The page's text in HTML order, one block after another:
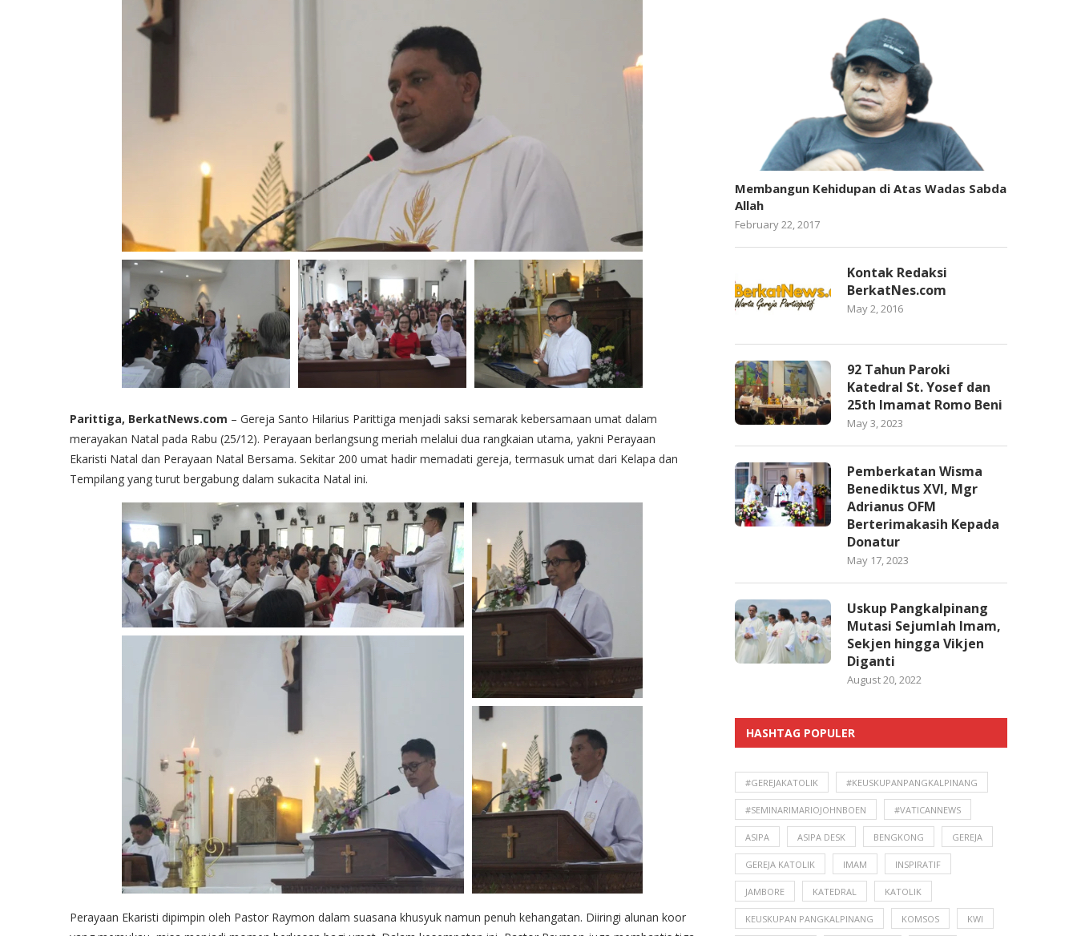
Parittiga, BerkatNews.com – Gereja Santo Hilarius Parittiga menjadi saksi semarak kebersamaan umat dalam
merayakan Natal pada Rabu (25/12). Perayaan berlangsung meriah melalui dua rangkaian utama, yakni Perayaan
Ekaristi Natal dan Perayaan Natal Bersama. Sekitar 200 umat hadir memadati gereja, termasuk umat dari Kelapa dan
Tempilang yang turut bergabung dalam sukacita Natal ini.
Perayaan Ekaristi dipimpin oleh Pastor Raymon dalam suasana khusyuk namun penuh kehangatan. Diiringi alunan koor
Membangun Kehidupan di Atas Wadas Sabda
Allah
February 22, 2017
Kontak Redaksi
BerkatNes.com
May 2, 2016
92 Tahun Paroki
Katedral St. Yosef dan
25th Imamat Romo Beni
May 3, 2023
Pemberkatan Wisma
Benediktus XVI, Mgr
Adrianus OFM
Berterimakasih Kepada
Donatur
May 17, 2023
Uskup Pangkalpinang
Mutasi Sejumlah Imam,
Sekjen hingga Vikjen
Diganti
August 20, 2022
HASHTAG POPULER
#GEREJAKATOLIK #KEUSKUPANPANGKALPINANG
#SEMINARIMARIOJOHNBOEN #VATICANNEWS
ASIPA ASIPA DESK BENGKONG GEREJA
GEREJA KATOLIK IMAM INSPIRATIF
JAMBORE KATEDRAL KATOLIK
KEUSKUPAN PANGKALPINANG KOMSOS KWI